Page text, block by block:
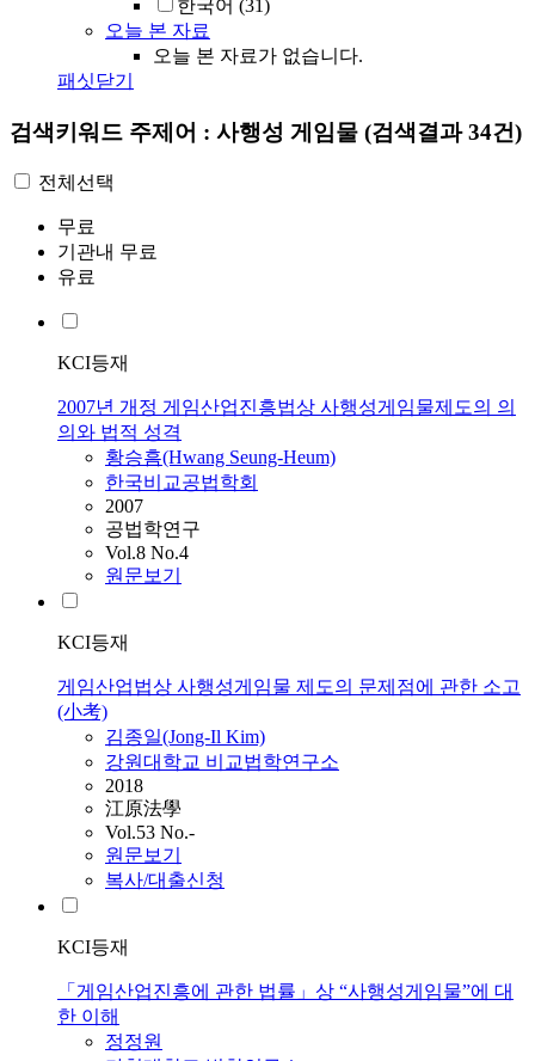
한국어 (31)
오늘 본 자료
오늘 본 자료가 없습니다.
패싯닫기
검색키워드 주제어 : 사행성 게임물 (검색결과 34건)
전체선택
무료
기관내 무료
유료
KCI등재
2007년 개정 게임산업진흥법상 사행성게임물제도의 의
의와 법적 성격
황승흠(Hwang Seung-Heum)
한국비교공법학회
2007
공법학연구
Vol.8 No.4
원문보기
KCI등재
게임산업법상 사행성게임물 제도의 문제점에 관한 소고
(小考)
김종일(Jong-Il Kim)
강원대학교 비교법학연구소
2018
江原法學
Vol.53 No.-
원문보기
복사/대출신청
KCI등재
「게임산업진흥에 관한 법률」상 “사행성게임물”에 대
한 이해
정정원